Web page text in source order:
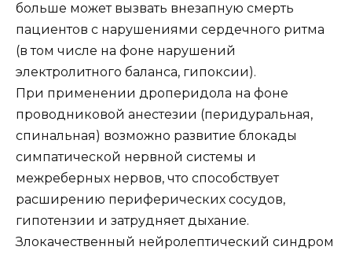
больше может вызвать внезапную смерть
пациентов с нарушениями сердечного ритма
(в том числе на фоне нарушений
электролитного баланса, гипоксии).
При применении дроперидола на фоне
проводниковой анестезии (перидуральная,
спинальная) возможно развитие блокады
симпатической нервной системы и
межреберных нервов, что способствует
расширению периферических сосудов,
гипотензии и затрудняет дыхание.
Злокачественный нейролептический синдром